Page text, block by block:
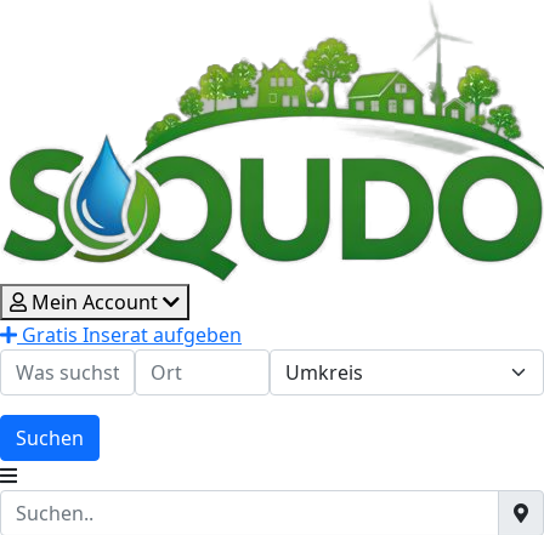
Mein Account
Gratis Inserat aufgeben
Suchen